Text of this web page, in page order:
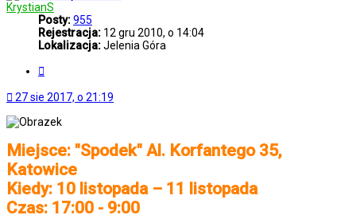
KrystianS
Posty:955
Rejestracja: 12 gru 2010, o 14:04
Lokalizacja:Jelenia Góra
27 sie 2017, o 21:19
Miejsce: "Spodek" Al. Korfantego 35,
Katowice
Kiedy: 10 listopada – 11 listopada
Czas: 17:00 - 9:00